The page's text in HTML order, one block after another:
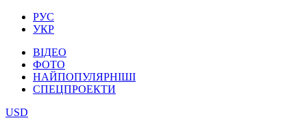
РУС
УКР
ВІДЕО
ФОТО
НАЙПОПУЛЯРНІШІ
СПЕЦПРОЕКТИ
USD